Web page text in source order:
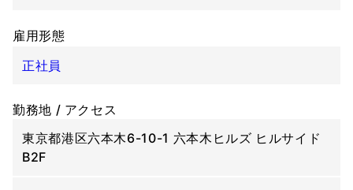
雇用形態
正社員
勤務地 / アクセス
東京都港区六本木6-10-1 六本木ヒルズ ヒルサイド
B2F